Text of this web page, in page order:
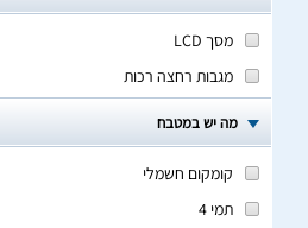
מסך LCD
מגבות רחצה רכות
מה יש במטבח
קומקום חשמלי
תמי 4